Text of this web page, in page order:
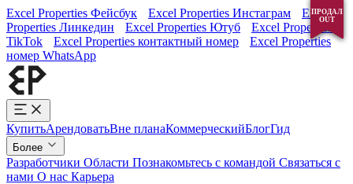
Excel Properties Фейсбук Excel Properties Инстаграм
Excel
Properties Линкедин
Excel Properties Ютуб
Excel Properties
TikTok
Excel Properties контактный номер
Excel Properties
номер WhatsApp
КупитьАрендоватьВне планаКоммерческийБлогГид
Более
Разработчики Области Познакомьтесь с командой Связаться с
нами О нас Карьера
ПРОДАЛ
OUT
ПРОДАЛ
OUT
ПРОДАЛ
OUT